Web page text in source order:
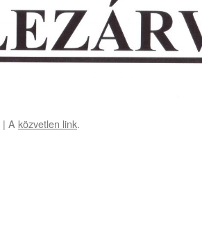
| A közvetlen link.